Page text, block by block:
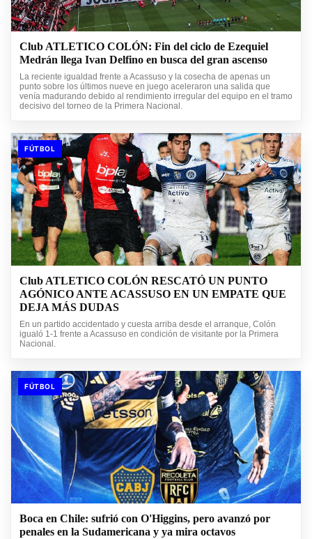
Club ATLETICO COLÓN: Fin del ciclo de Ezequiel
Medrán llega Ivan Delfino en busca del gran ascenso
La reciente igualdad frente a Acassuso y la cosecha de apenas un
punto sobre los últimos nueve en juego aceleraron una salida que
venía madurando debido al rendimiento irregular del equipo en el tramo
decisivo del torneo de la Primera Nacional.
FÚTBOL
Club ATLETICO COLÓN RESCATÓ UN PUNTO
AGÓNICO ANTE ACASSUSO EN UN EMPATE QUE
DEJA MÁS DUDAS
En un partido accidentado y cuesta arriba desde el arranque, Colón
igualó 1-1 frente a Acassuso en condición de visitante por la Primera
Nacional.
FÚTBOL
Boca en Chile: sufrió con O'Higgins, pero avanzó por
penales en la Sudamericana y ya mira octavos